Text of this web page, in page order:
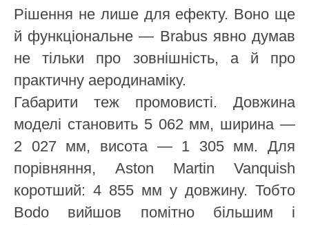
Рішення не лише для ефекту. Воно ще
й функціональне — Brabus явно думав
не тільки про зовнішність, а й про
практичну аеродинаміку.
Габарити теж промовисті. Довжина
моделі становить 5 062 мм, ширина —
2 027 мм, висота — 1 305 мм. Для
порівняння, Aston Martin Vanquish
коротший: 4 855 мм у довжину. Тобто
Bodo вийшов помітно більшим і